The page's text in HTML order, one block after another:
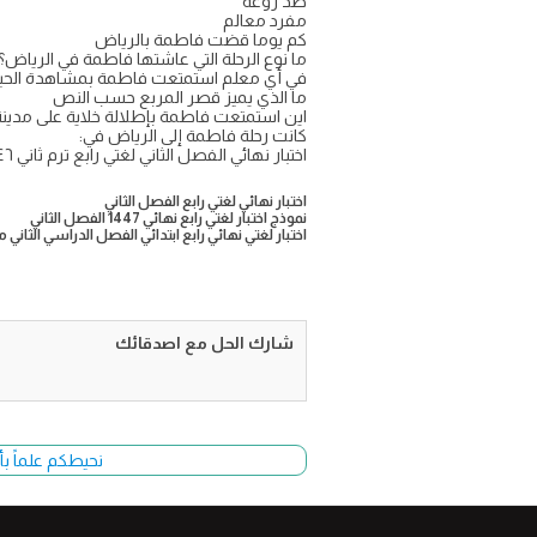
مفرد معالم
كم يوما قضت فاطمة بالرياض
ما نوع الرحلة التي عاشتها فاطمة في
في أي معلم استمتعت فاطمة بمشاهدة
ما الذي يميز قصر المربع حسب النص
این استمتعت فاطمة بإطلالة خلاية على
كانت رحلة فاطمة إلى الرياض في:
اختبار نهائي الفصل الثاني لغتي رابع ترم ثاني ١٤٤٦
اختبار نهائي لغتي رابع الفصل الثاني
نموذج اختبار لغتي رابع نهائي 1447 الفصل الثاني
اختبار لغتي نهائي رابع ابتدائي الفصل الدراسي الثاني من
شارك الحل مع اصدقائك
نحيطكم علماً